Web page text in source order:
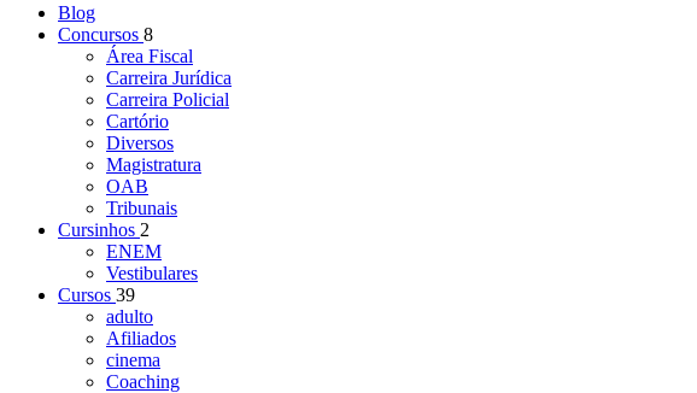
Blog
Concursos 8
Área Fiscal
Carreira Jurídica
Carreira Policial
Cartório
Diversos
Magistratura
OAB
Tribunais
Cursinhos 2
ENEM
Vestibulares
Cursos 39
adulto
Afiliados
cinema
Coaching